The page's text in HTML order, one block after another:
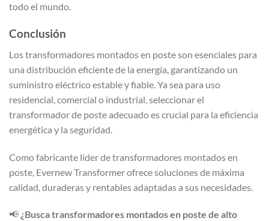
todo el mundo.
Conclusión
Los transformadores montados en poste son esenciales para
una distribución eficiente de la energía, garantizando un
suministro eléctrico estable y fiable. Ya sea para uso
residencial, comercial o industrial, seleccionar el
transformador de poste adecuado es crucial para la eficiencia
energética y la seguridad.
Como fabricante líder de transformadores montados en
poste, Evernew Transformer ofrece soluciones de máxima
calidad, duraderas y rentables adaptadas a sus necesidades.
📢 ¿Busca transformadores montados en poste de alto